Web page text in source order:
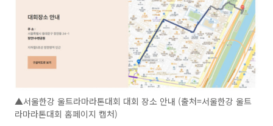
▲서울한강 울트라마라톤대회 대회 장소 안내 (출처=서울한강 울트
라마라톤대회 홈페이지 캡처)